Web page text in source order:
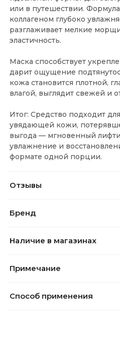
или в путешествии.
коллагеном глубоко
разглаживает мелкие
эластичность.
Маска способствует
дарит ощущение
кожа становится плотной,
влагой, выглядит свежей и
Итог: Средство подходит
увядающей кожи,
выгода — мгновенный
увлажнение и
формате одной порции.
Отзывы
Бренд
Наличие в магазинах
Примечание
Способ применения